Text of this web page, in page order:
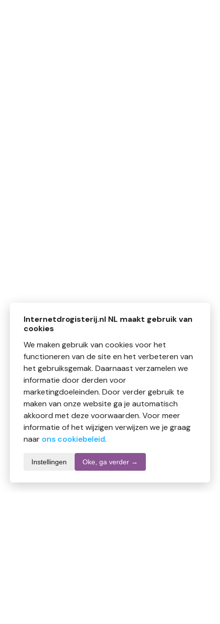
Internetdrogisterij.nl NL maakt gebruik van
cookies
We maken gebruik van cookies voor het
functioneren van de site en het verbeteren van
het gebruiksgemak. Daarnaast verzamelen we
informatie door derden voor
marketingdoeleinden. Door verder gebruik te
maken van onze website ga je automatisch
akkoord met deze voorwaarden. Voor meer
informatie of het wijzigen verwijzen we je graag
naar ons cookiebeleid.
Instellingen Oke, ga verder →